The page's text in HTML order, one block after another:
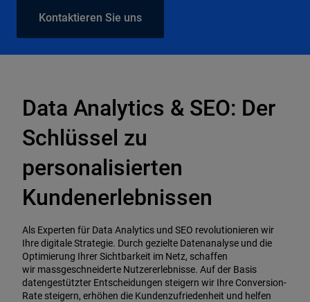
Kontaktieren Sie uns
Data Analytics & SEO: Der
Schlüssel zu
personalisierten
Kundenerlebnissen
Als Experten für Data Analytics und SEO revolutionieren wir
Ihre digitale Strategie. Durch gezielte Datenanalyse und die
Optimierung Ihrer Sichtbarkeit im Netz, schaffen
wir massgeschneiderte Nutzererlebnisse. Auf der Basis
datengestützter Entscheidungen steigern wir Ihre Conversion-
Rate steigern, erhöhen die Kundenzufriedenheit und helfen